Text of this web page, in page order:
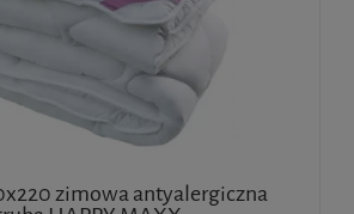
zimowa antyalergiczna